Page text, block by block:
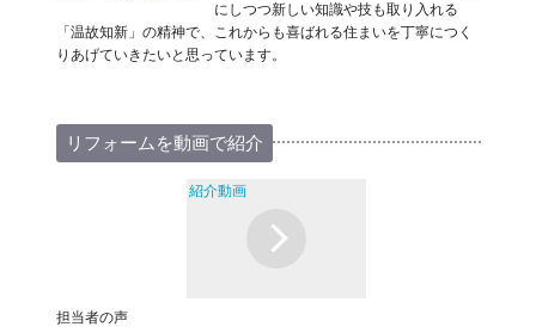
にしつつ新しい知識や技も取り入れる
「温故知新」の精神で、これからも喜ばれる住まいを丁寧につく
りあげていきたいと思っています。
リフォームを動画で紹介
紹介動画
担当者の声